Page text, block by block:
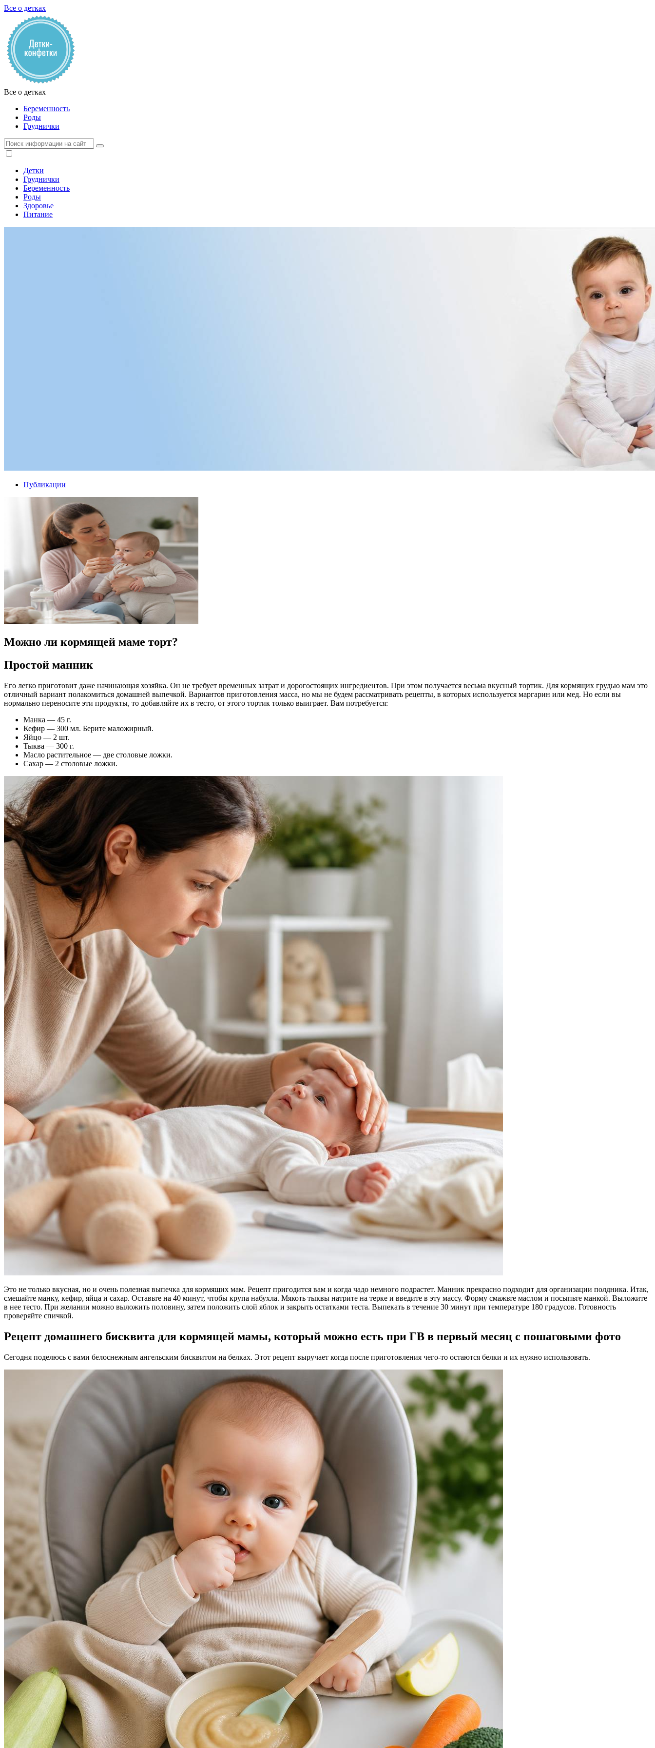
Все о детках
Все о детках
Беременность
Роды
Груднички
Детки
Груднички
Беременность
Роды
Здоровье
Питание
Публикации
Можно ли кормящей маме торт?
Простой манник
Его легко приготовит даже начинающая хозяйка. Он не требует временных затрат и дорогостоящих ингредиентов. При этом получается весьма вкусный тортик. Для кормящих грудью мам это
отличный вариант полакомиться домашней выпечкой. Вариантов приготовления масса, но мы не будем рассматривать рецепты, в которых используется маргарин или мед. Но если вы
нормально переносите эти продукты, то добавляйте их в тесто, от этого тортик только выиграет. Вам потребуется:
Манка — 45 г.
Кефир — 300 мл. Берите маложирный.
Яйцо — 2 шт.
Тыква — 300 г.
Масло растительное — две столовые ложки.
Сахар — 2 столовые ложки.
Это не только вкусная, но и очень полезная выпечка для кормящих мам. Рецепт пригодится вам и когда чадо немного подрастет. Манник прекрасно подходит для организации полдника. Итак,
смешайте манку, кефир, яйца и сахар. Оставьте на 40 минут, чтобы крупа набухла. Мякоть тыквы натрите на терке и введите в эту массу. Форму смажьте маслом и посыпьте манкой. Выложите
в нее тесто. При желании можно выложить половину, затем положить слой яблок и закрыть остатками теста. Выпекать в течение 30 минут при температуре 180 градусов. Готовность
проверяйте спичкой.
Рецепт домашнего бисквита для кормящей мамы, который можно есть при ГВ в первый месяц с пошаговыми фото
Сегодня поделюсь с вами белоснежным ангельским бисквитом на белках. Этот рецепт выручает когда после приготовления чего-то остаются белки и их нужно использовать.